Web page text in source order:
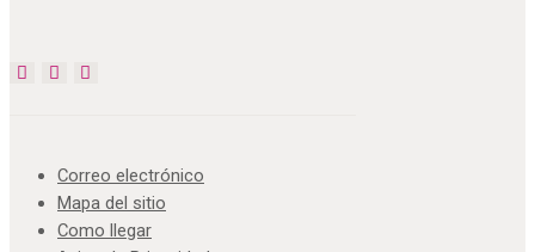
Correo electrónico
Mapa del sitio
Como llegar